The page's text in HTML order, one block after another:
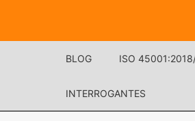
BLOG ISO
INTERROGANTES